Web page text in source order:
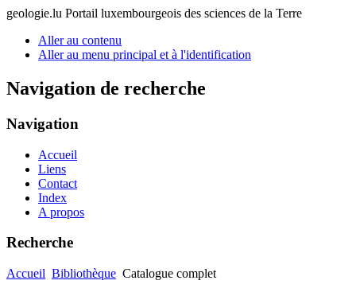
geologie.lu Portail luxembourgeois des sciences de la Terre
Aller au contenu
Aller au menu principal et à l'identification
Navigation de recherche
Navigation
Accueil
Liens
Contact
Index
A propos
Recherche
Accueil Bibliothèque Catalogue complet